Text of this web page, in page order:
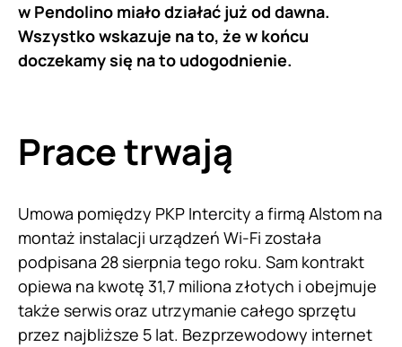
w Pendolino miało działać już od dawna.
Wszystko wskazuje na to, że w końcu
doczekamy się na to udogodnienie.
Prace trwają
Umowa pomiędzy PKP Intercity a firmą Alstom na
montaż instalacji urządzeń Wi-Fi została
podpisana 28 sierpnia tego roku. Sam kontrakt
opiewa na kwotę 31,7 miliona złotych i obejmuje
także serwis oraz utrzymanie całego sprzętu
przez najbliższe 5 lat. Bezprzewodowy internet